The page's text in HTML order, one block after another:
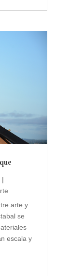
|
arte y
se
escala y